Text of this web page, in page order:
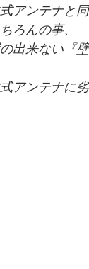
アンテナと
ろんの事、
出来ない『
アンテナに